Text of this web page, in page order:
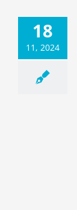
18
11, 2024